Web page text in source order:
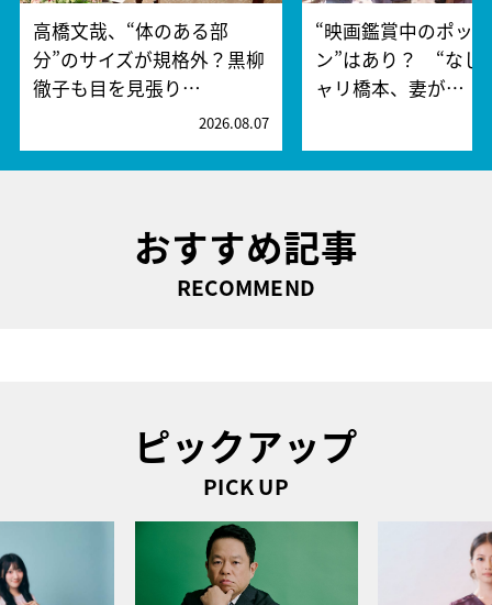
高橋文哉、“体のある部
分”のサイズが規格外？黒柳
徹子も目を見張り…
2026.08.07
“映画鑑賞中のポッ
ン”はあり？ “なし
ャリ橋本、妻が…
おすすめ記事
RECOMMEND
ピックアップ
PICK UP